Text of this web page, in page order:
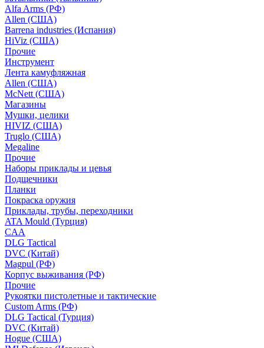
Alfa Arms (РФ)
Allen (США)
Barrena industries (Испания)
HiViz (США)
Прочие
Инструмент
Лента камуфляжная
Allen (США)
McNett (США)
Магазины
Мушки, целики
HIVIZ (США)
Truglo (США)
Megaline
Прочие
Наборы приклады и цевья
Подщечники
Планки
Покраска оружия
Приклады, трубы, переходники
ATA Mould (Турция)
CAA
DLG Tactical
DVC (Китай)
Magpul (РФ)
Корпус выживания (РФ)
Прочие
Рукоятки пистолетные и тактические
Custom Arms (РФ)
DLG Tactical (Турция)
DVC (Китай)
Hogue (США)